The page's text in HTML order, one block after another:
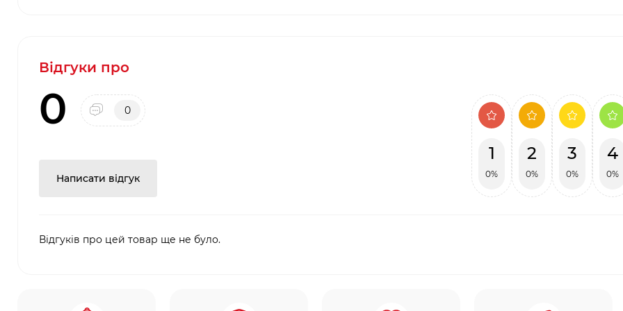
Відгуки про
0 0
Написати відгук
1
0%
2
0%
3
0%
4
0%
Відгуків про цей товар ще не було.